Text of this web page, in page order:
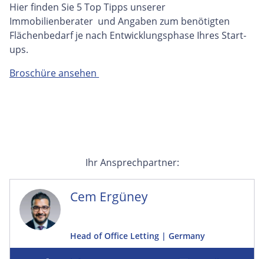
Hier finden Sie 5 Top Tipps unserer
Immobilienberater und Angaben zum benötigten
Flächenbedarf je nach Entwicklungsphase Ihres Start-
ups.
Broschüre ansehen
Ihr Ansprechpartner:
Cem Ergüney
Head of Office Letting | Germany